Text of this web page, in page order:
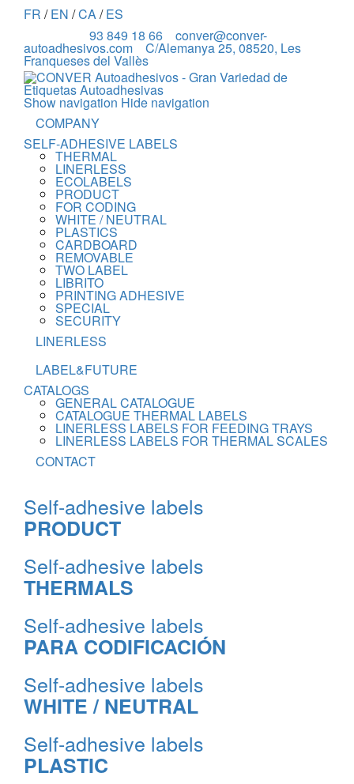
FR /EN /CA/ES
93 849 18 66
conver@conver-
autoadhesivos.com C/Alemanya 25, 08520, Les
Franqueses del Vallès
Show navigation Hide navigation
COMPANY
SELF-ADHESIVE LABELS
THERMAL
LINERLESS
ECOLABELS
PRODUCT
FOR CODING
WHITE / NEUTRAL
PLASTICS
CARDBOARD
REMOVABLE
TWO LABEL
LIBRITO
PRINTING ADHESIVE
SPECIAL
SECURITY
LINERLESS
LABEL&FUTURE
CATALOGS
GENERAL CATALOGUE
CATALOGUE THERMAL LABELS
LINERLESS LABELS FOR FEEDING TRAYS
LINERLESS LABELS FOR THERMAL SCALES
CONTACT
Self-adhesive labels
PRODUCT
Self-adhesive labels
THERMALS
Self-adhesive labels
PARA CODIFICACIÓN
Self-adhesive labels
WHITE / NEUTRAL
Self-adhesive labels
PLASTIC